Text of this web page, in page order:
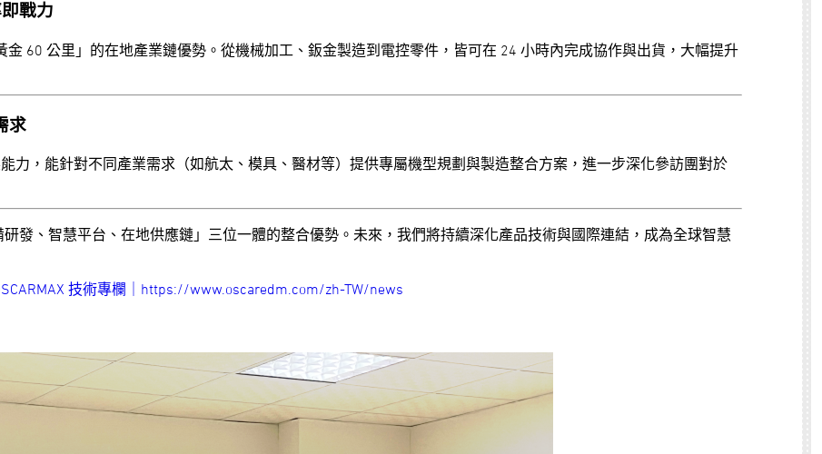
戰力
金 60 公里」的在地產業鏈優勢。從機械加工、鈑金製造到電控零件，皆可在 24 小時內完成協作與出貨，大幅提升
求
力，能針對不同產業需求（如航太、模具、醫材等）提供專屬機型規劃與製造整合方案，進一步深化參訪團對於
研發、智慧平台、在地供應鏈」三位一體的整合優勢。未來，我們將持續深化產品技術與國際連結，成為全球智慧
技術專欄｜https://www.oscaredm.com/zh-TW/news